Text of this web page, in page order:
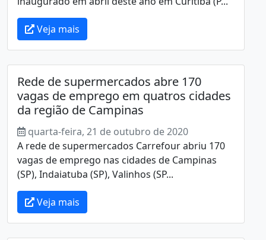
Veja mais
Rede de supermercados abre 170
vagas de emprego em quatros cidades
da região de Campinas
quarta-feira, 21 de outubro de 2020
A rede de supermercados Carrefour abriu 170
vagas de emprego nas cidades de Campinas
(SP), Indaiatuba (SP), Valinhos (SP...
Veja mais